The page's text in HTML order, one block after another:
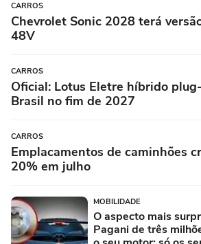
CARROS
Chevrolet Sonic 2028 terá
48V
CARROS
Oficial: Lotus Eletre híbrido
Brasil no fim de 2027
CARROS
Emplacamentos de caminhões
20% em julho
MOBILIDADE
O aspecto mais
Pagani de três